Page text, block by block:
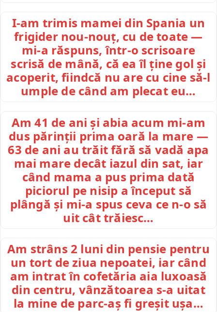
I-am trimis mamei din Spania un
frigider nou-nouț, cu de toate —
mi-a răspuns, într-o scrisoare
scrisă de mână, că ea îl ține gol și
acoperit, fiindcă nu are cu cine să-l
umple de când am plecat eu…
Am 41 de ani și abia acum mi-am
dus părinții prima oară la mare —
63 de ani au trăit fără să vadă apa
mai mare decât iazul din sat, iar
când mama a pus prima dată
piciorul pe nisip a început să
plângă și mi-a spus ceva ce n-o să
uit cât trăiesc…
Am strâns 2 luni din pensie pentru
un tort de ziua nepoatei, iar când
am intrat în cofetăria aia luxoasă
din centru, vânzătoarea s-a uitat
la mine de parc-aș fi greșit ușa…